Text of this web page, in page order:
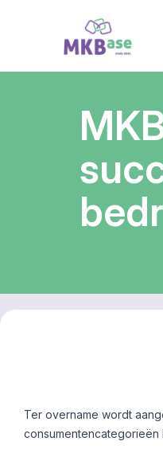
Ter overname wordt